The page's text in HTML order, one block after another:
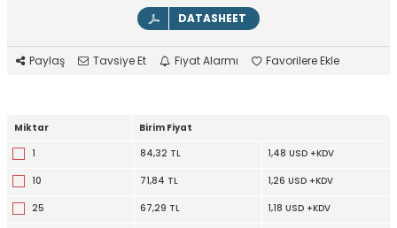
DATASHEET
Paylaş Tavsiye Et Fiyat Alarmı Favorilere Ekle
Miktar
Birim Fiyat
1
84,32 TL 1,48 USD +KDV
10 71,84 TL 1,26 USD +KDV
25 67,29 TL 1,18 USD +KDV